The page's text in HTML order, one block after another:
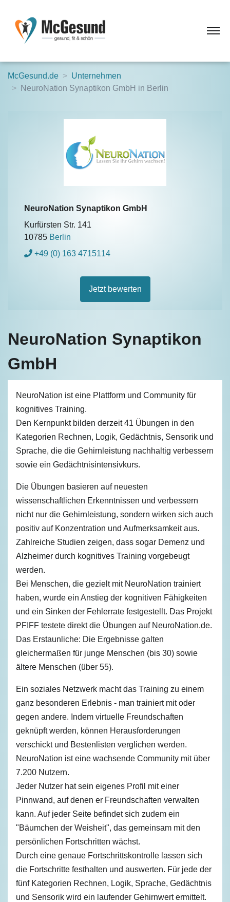
McGesund.de
Unternehmen
NeuroNation Synaptikon GmbH in Berlin
NeuroNation Synaptikon
GmbH
NeuroNation ist eine Plattform und Community für
kognitives Training.
Den Kernpunkt bilden derzeit 41 Übungen in den
Kategorien Rechnen, Logik, Gedächtnis, Sensorik und
Sprache, die die Gehirnleistung nachhaltig verbessern
sowie ein Gedächtnisintensivkurs.
Die Übungen basieren auf neuesten
wissenschaftlichen Erkenntnissen und verbessern
nicht nur die Gehirnleistung, sondern wirken sich auch
positiv auf Konzentration und Aufmerksamkeit aus.
Zahlreiche Studien zeigen, dass sogar Demenz und
Alzheimer durch kognitives Training vorgebeugt
werden.
Bei Menschen, die gezielt mit NeuroNation trainiert
haben, wurde ein Anstieg der kognitiven Fähigkeiten
und ein Sinken der Fehlerrate festgestellt. Das Projekt
PFIFF testete direkt die Übungen auf NeuroNation.de.
Das Erstaunliche: Die Ergebnisse galten
gleichermaßen für junge Menschen (bis 30) sowie
ältere Menschen (über 55).
Ein soziales Netzwerk macht das Training zu einem
ganz besonderen Erlebnis - man trainiert mit oder
gegen andere. Indem virtuelle Freundschaften
geknüpft werden, können Herausforderungen
verschickt und Bestenlisten verglichen werden.
NeuroNation ist eine wachsende Community mit über
7.200 Nutzern.
Jeder Nutzer hat sein eigenes Profil mit einer
Pinnwand, auf denen er Freundschaften verwalten
kann. Auf jeder Seite befindet sich zudem ein
"Bäumchen der Weisheit", das gemeinsam mit den
persönlichen Fortschritten wächst.
Durch eine genaue Fortschrittskontrolle lassen sich
die Fortschritte festhalten und auswerten. Für jede der
fünf Kategorien Rechnen, Logik, Sprache, Gedächtnis
und Sensorik wird ein laufender Gehirnwert ermittelt.
NeuroNation Synaptikon GmbH
Kurfürsten Str. 141
10785 Berlin
+49 (0) 163 4715114
Jetzt bewerten